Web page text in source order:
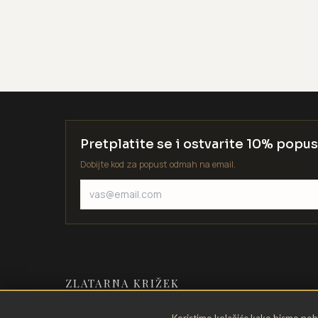
Pretplatite se i ostvarite 10%
Dobijte kod za popust odmah na email.
ZLATARNA KRIŽEK